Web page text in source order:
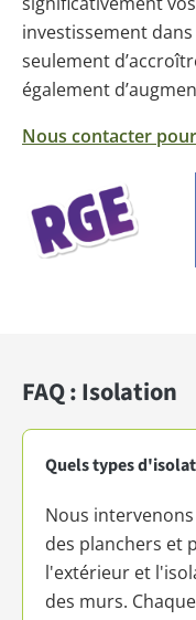
investissement
seulement
également
Nous contacter
FAQ : Isolation
Quels types
Nous
des planchers et
l'extérieur et
des murs.